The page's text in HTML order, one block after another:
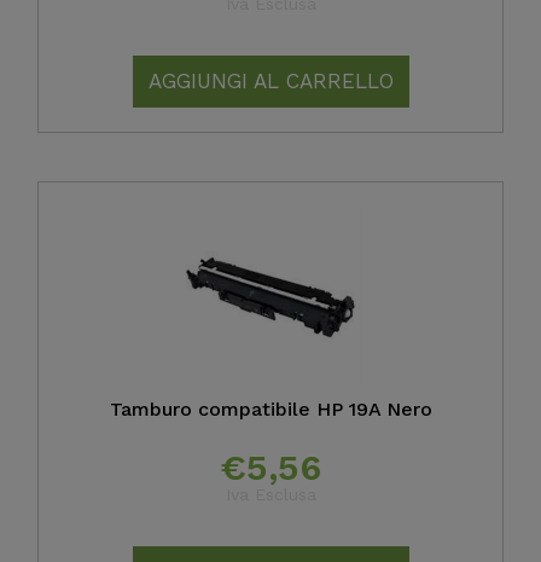
AGGIUNGI AL CARRELLO
Tamburo compatibile HP 19A Nero
€5,56